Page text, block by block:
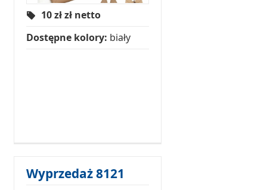
10 złzł netto
Dostępne kolory: biały
Wyprzedaż 8121